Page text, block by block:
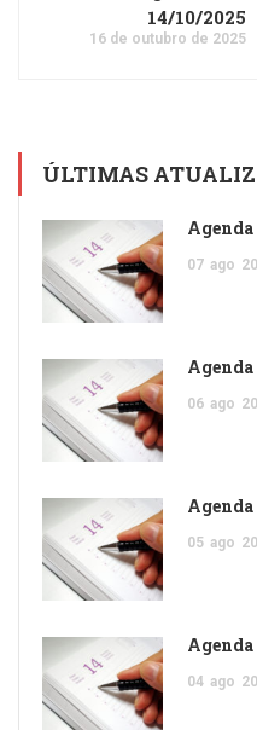
14/10/2025
16 de outubro de 2025
ÚLTIMAS
07 ago
06 ago
05 ago
04 ago